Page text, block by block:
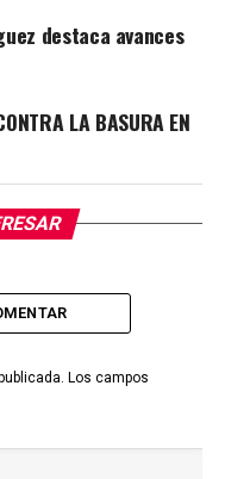
destaca avances
LA BASURA EN
Los campos